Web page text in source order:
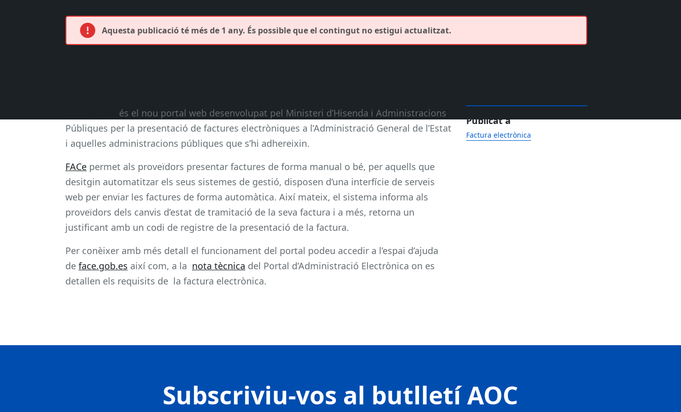
Aquesta publicació té més de 1 any. És possible que el contingut no estigui actualitzat.
és el nou portal web desenvolupat pel Ministeri d’Hisenda i Administracions
Públiques per la presentació de factures electròniques a l’Administració General de l’Estat
i aquelles administracions públiques que s’hi adhereixin.
FACe permet als proveïdors presentar factures de forma manual o bé, per aquells que
desitgin automatitzar els seus sistemes de gestió, disposen d’una interfície de serveis
web per enviar les factures de forma automàtica. Així mateix, el sistema informa als
proveïdors dels canvis d’estat de tramitació de la seva factura i a més, retorna un
justificant amb un codi de registre de la presentació de la factura.
Per conèixer amb més detall el funcionament del portal podeu accedir a l’espai d’ajuda
de face.gob.es així com, a la nota tècnica del Portal d’Administració Electrònica on es
detallen els requisits de la factura electrònica.
Publicat a
Factura electrònica
Subscriviu-vos al butlletí AOC